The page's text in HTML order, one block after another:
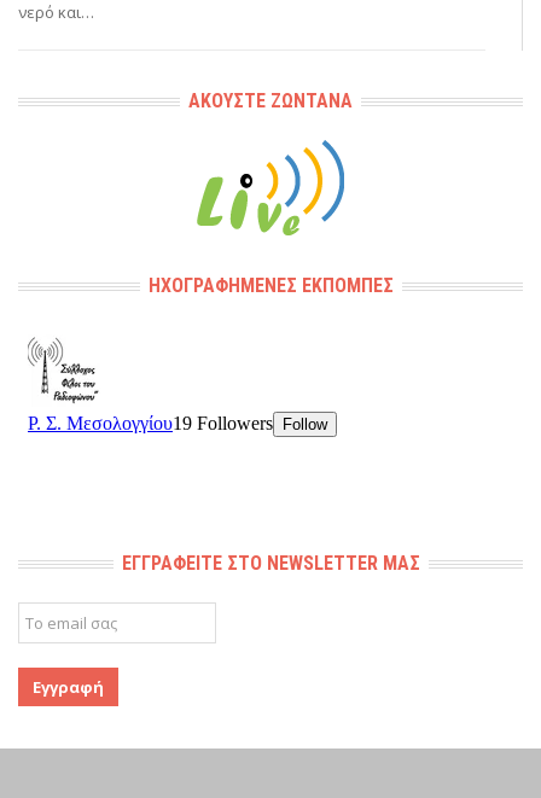
νερό και…
ΑΚΟΎΣΤΕ ΖΩΝΤΑΝΆ
ΗΧΟΓΡΑΦΗΜΈΝΕΣ ΕΚΠΟΜΠΈΣ
ΕΓΓΡΑΦΕΊΤΕ ΣΤΟ NEWSLETTER ΜΑΣ